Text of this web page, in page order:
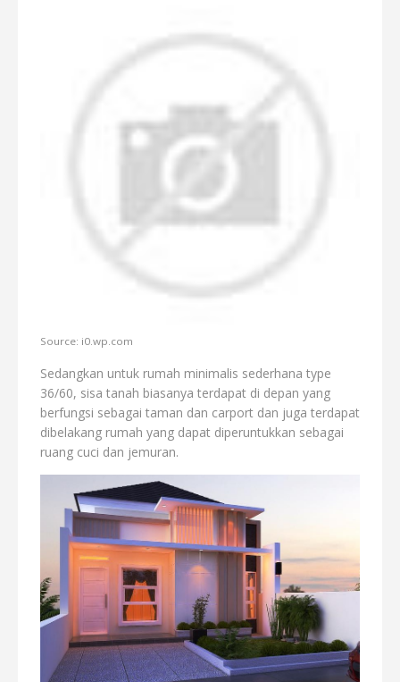
Source: i0.wp.com
Sedangkan untuk rumah minimalis sederhana type
36/60, sisa tanah biasanya terdapat di depan yang
berfungsi sebagai taman dan carport dan juga terdapat
dibelakang rumah yang dapat diperuntukkan sebagai
ruang cuci dan jemuran.